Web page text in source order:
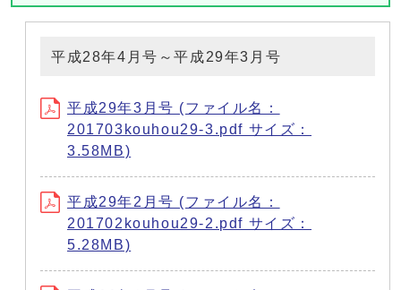
平成28年4月号～平成29年3月号
平成29年3月号 (ファイル名：
201703kouhou29-3.pdf サイズ：
3.58MB)
平成29年2月号 (ファイル名：
201702kouhou29-2.pdf サイズ：
5.28MB)